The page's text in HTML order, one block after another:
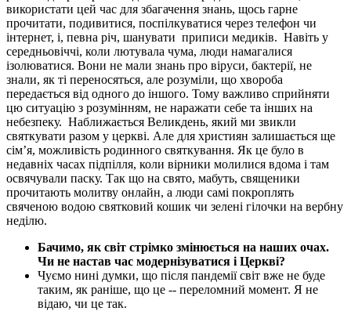
використати цей час для збагачення знань, щось гарне
прочитати, подивитися, поспілкуватися через телефон чи
інтернет, і, певна річ, шанувати приписи медиків. Навіть у
середньовіччі, коли лютувала чума, люди намагалися
ізолюватися. Вони не мали знань про віруси, бактерії, не
знали, як ті переносяться, але розуміли, що хвороба
передається від одного до іншого. Тому важливо сприйняти
цю ситуацію з розумінням, не наражати себе та інших на
небезпеку. Наближається Великдень, який ми звикли
святкувати разом у церкві. Але для християн залишається ще
сім’я, можливість родинного святкування. Як це було в
недавніх часах підпілля, коли вірники молилися вдома і там
освячували паску. Так що на свято, мабуть, священики
прочитають молитву онлайн, а люди самі покроплять
свяченою водою святковий кошик чи зелені гілочки на вербну
неділю.
Бачимо, як світ стрімко змінюється на наших очах.
Чи не настав час модернізуватися і Церкві?
Чуємо нині думки, що після пандемії світ вже не буде
таким, як раніше, що це -- переломний момент. Я не
відаю, чи це так.